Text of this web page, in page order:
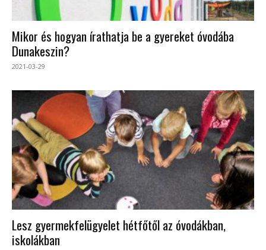
Mikor és hogyan írathatja be a gyereket óvodába
Dunakeszin?
2021-03-29
Lesz gyermekfelügyelet hétfőtől az óvodákban,
iskolákban